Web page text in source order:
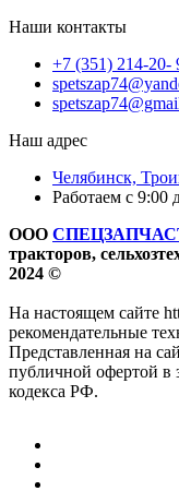
Наши контакты
+7 (351) 214-20-
Наш адрес
Челябинск,
Работаем с 9:00
ООО
тракторов,
2024 ©
На настоящем сайте
рекомендательные
Представленная на
публичной офертой в
кодекса РФ.